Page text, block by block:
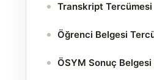
Transkript Tercümesi
Öğrenci Belgesi
ÖSYM Sonuç